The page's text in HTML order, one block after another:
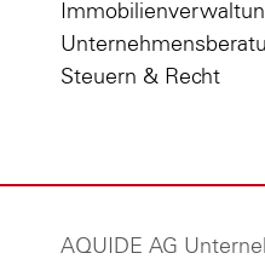
Steuern & Recht
AQUIDE AG